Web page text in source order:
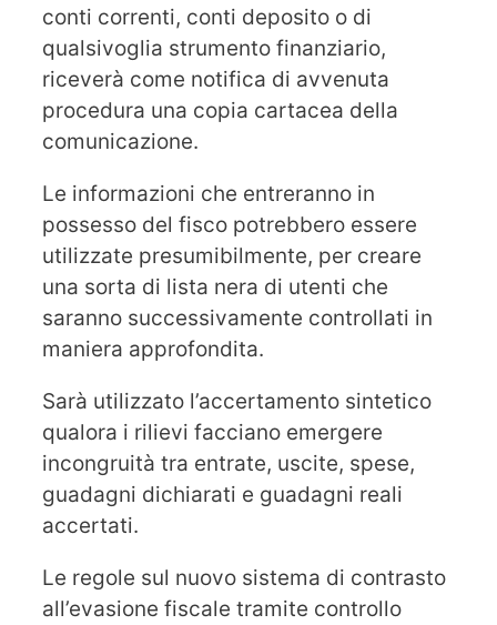
conti correnti, conti deposito o di
qualsivoglia strumento finanziario,
riceverà come notifica di avvenuta
procedura una copia cartacea della
comunicazione.
Le informazioni che entreranno in
possesso del fisco potrebbero essere
utilizzate presumibilmente, per creare
una sorta di lista nera di utenti che
saranno successivamente controllati in
maniera approfondita.
Sarà utilizzato l’accertamento sintetico
qualora i rilievi facciano emergere
incongruità tra entrate, uscite, spese,
guadagni dichiarati e guadagni reali
accertati.
Le regole sul nuovo sistema di contrasto
all’evasione fiscale tramite controllo